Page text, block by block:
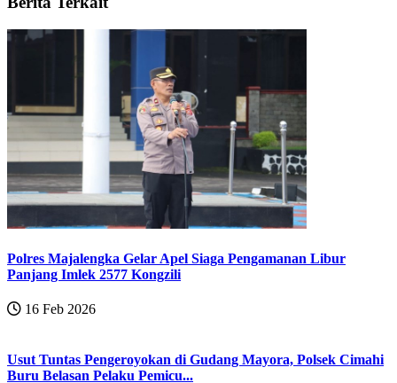
Polres Majalengka Gelar Apel Siaga Pengamanan Libur
Panjang Imlek 2577 Kongzili
16 Feb 2026
Usut Tuntas Pengeroyokan di Gudang Mayora, Polsek Cimahi
Buru Belasan Pelaku Pemicu...